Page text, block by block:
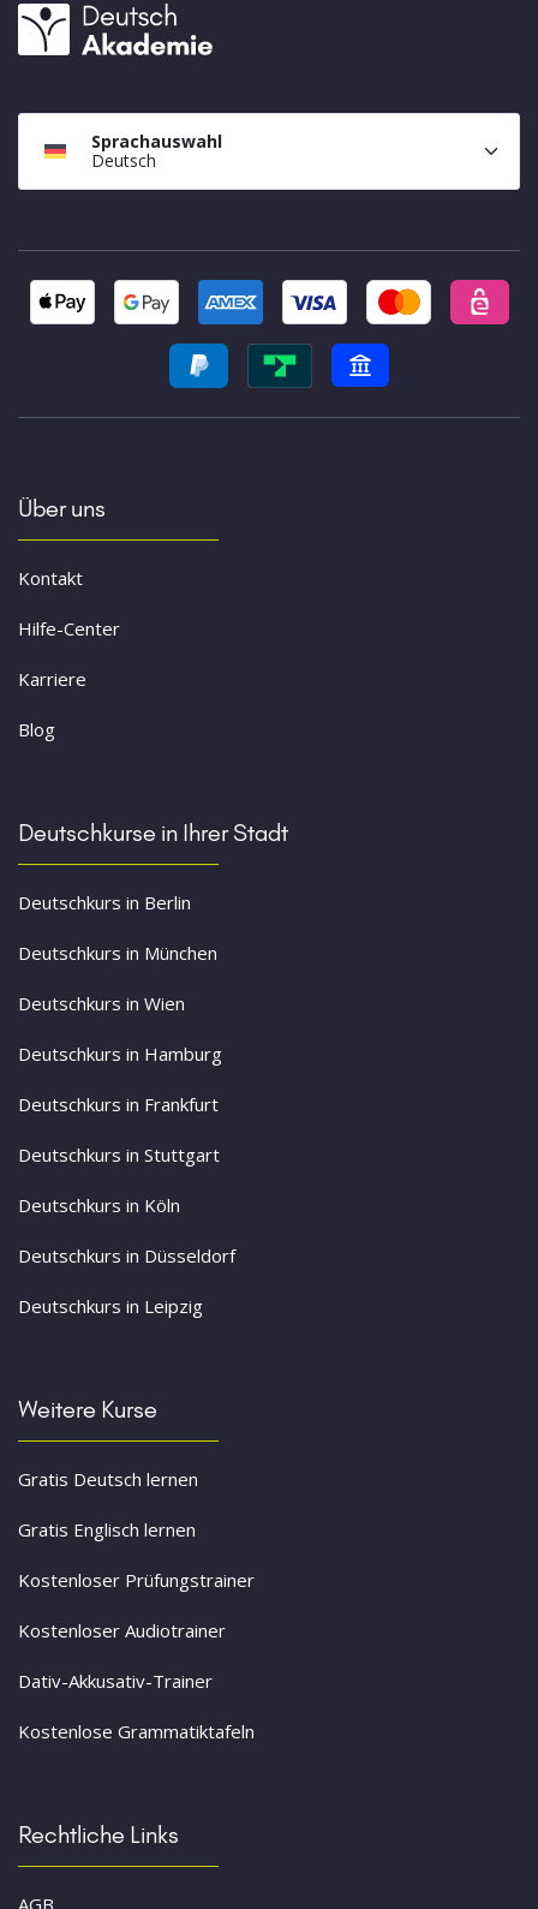
Sprachauswahl
Deutsch
Über uns
Kontakt
Hilfe-Center
Karriere
Blog
Deutschkurse in Ihrer Stadt
Deutschkurs in Berlin
Deutschkurs in München
Deutschkurs in Wien
Deutschkurs in Hamburg
Deutschkurs in Frankfurt
Deutschkurs in Stuttgart
Deutschkurs in Köln
Deutschkurs in Düsseldorf
Deutschkurs in Leipzig
Weitere Kurse
Gratis Deutsch lernen
Gratis Englisch lernen
Kostenloser Prüfungstrainer
Kostenloser Audiotrainer
Dativ-Akkusativ-Trainer
Kostenlose Grammatiktafeln
Rechtliche Links
AGB